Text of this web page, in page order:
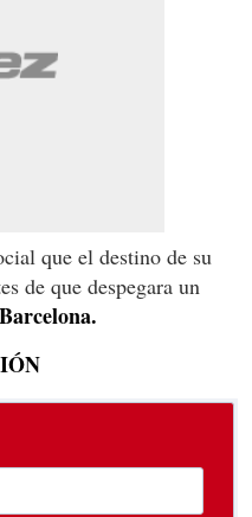
que el destino de su
de que despegara un